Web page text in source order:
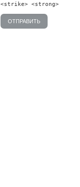
<strike> <strong>